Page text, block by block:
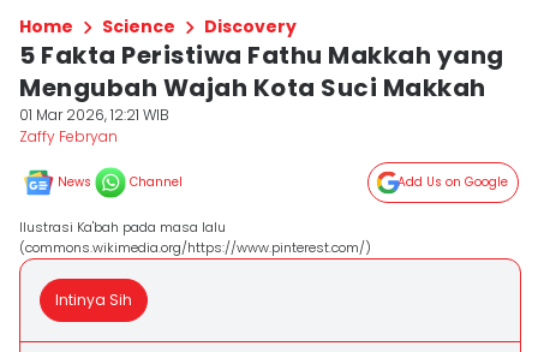
Home Science Discovery
5 Fakta Peristiwa Fathu Makkah yang
Mengubah Wajah Kota Suci Makkah
01 Mar 2026, 12:21 WIB
Zaffy Febryan
News Channel Add Us on Google
Ilustrasi Ka'bah pada masa lalu
(commons.wikimedia.org/https://www.pinterest.com/)
Intinya Sih